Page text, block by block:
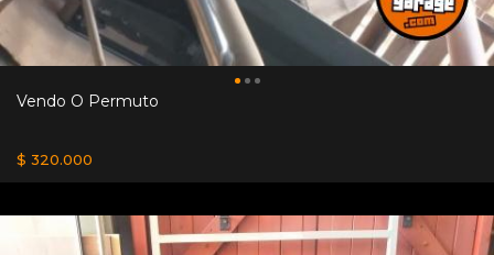
Vendo O Permuto
$ 320.000